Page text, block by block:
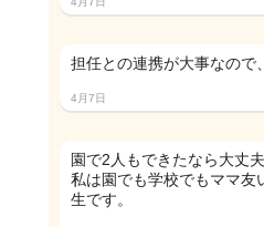
担任との連携が大事なので
4月7日
園で2人もできたなら大丈
私は園でも学校でもママ友
生です。